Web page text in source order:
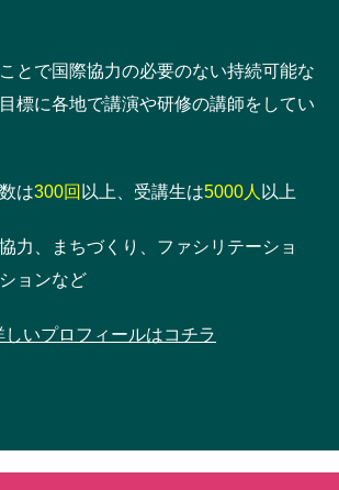
とで国際協力の必要のない持続可能な
標に各地で講演や研修の講師をしてい
は300回 以上、受講生は5000人 以上
力、まちづくり、ファシリテーショ
ョンなど
いプロフィールはコチラ